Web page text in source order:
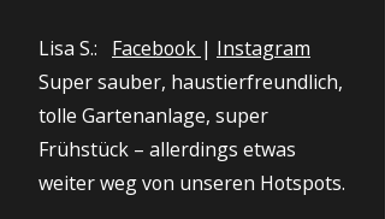
Lisa S.: Facebook | Instagram
Super sauber, haustierfreundlich,
tolle Gartenanlage, super
Frühstück – allerdings etwas
weiter weg von unseren Hotspots.